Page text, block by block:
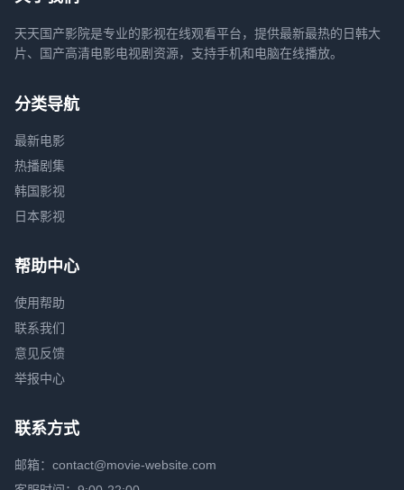
天天国产影院是专业的影视在线观看平台，提供最新最热的日韩大
片、国产高清电影电视剧资源，支持手机和电脑在线播放。
分类导航
最新电影
热播剧集
韩国影视
日本影视
帮助中心
使用帮助
联系我们
意见反馈
举报中心
联系方式
邮箱：contact@movie-website.com